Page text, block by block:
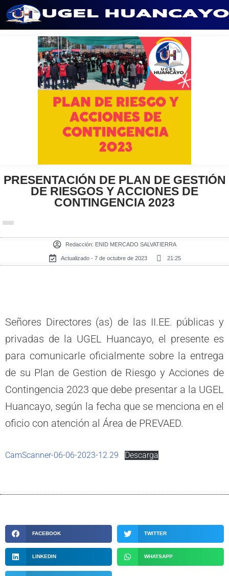
contenido
PRESENTACIÓN DE PLAN DE GESTIÓN
DE RIESGOS Y ACCIONES DE
CONTINGENCIA 2023
Redacción: ENID MERCADO SALVATIERRA
Actualizado - 7 de octubre de 2023 21:25
Señores Directores (as) de las II.EE. públicas y
privadas de la UGEL Huancayo, el presente es
para comunicarle oficialmente sobre la entrega
de su Plan de Gestion de Riesgo y Acciones de
Contingencia 2023 que debe presentar a la UGEL
Huancayo, según la fecha que se menciona en el
oficio con atención al Área de PREVAED.
CamScanner-06-06-2023-12.29 Descarga
FACEBOOK TWITTER
LINKEDIN WHATSAPP